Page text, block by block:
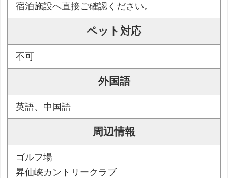
宿泊施設へ直接ご確認ください。
ペット対応
不可
外国語
英語、中国語
周辺情報
ゴルフ場
昇仙峡カントリークラブ